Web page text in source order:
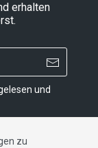
erhalten
und
zu